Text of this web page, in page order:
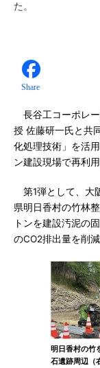
た。
Share
長谷工コーポレ
授 佐藤研一氏と共
化処理技術」を活
ン建設現場で再利
第1弾として、大
県明日香村の竹林
トンを建設汚泥の
のCO2排出量を削減
明日香村の竹
石遺跡周辺（